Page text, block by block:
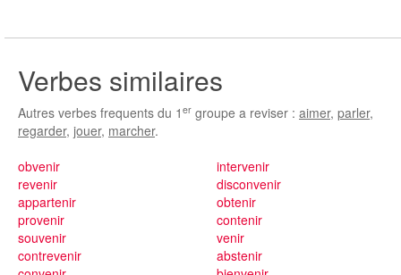
Verbes similaires
Autres verbes frequents du 1 er groupe a reviser : aimer, parler,
regarder, jouer, marcher.
obvenir
revenir
appartenir
provenir
souvenir
contrevenir
intervenir
disconvenir
obtenir
contenir
venir
abstenir